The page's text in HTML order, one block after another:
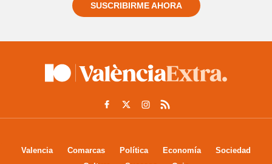
SUSCRIBIRME AHORA
Valencia Comarcas Política Economía
Sociedad